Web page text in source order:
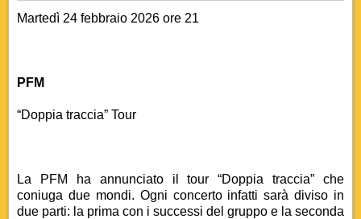
Martedì 24 febbraio 2026 ore 21
PFM
“Doppia traccia” Tour
La PFM ha annunciato il tour “Doppia traccia” che
coniuga due mondi. Ogni concerto infatti sarà diviso in
due parti: la prima con i successi del gruppo e la seconda